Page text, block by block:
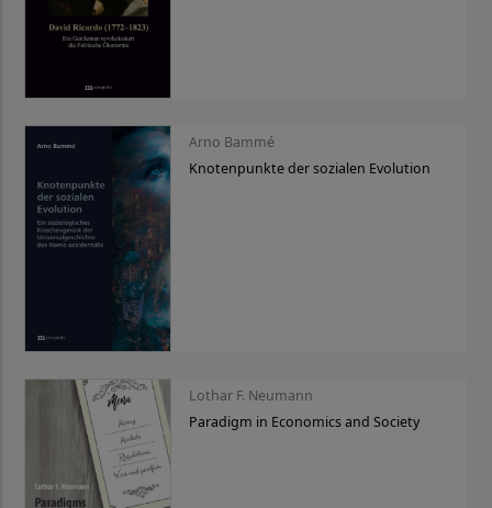
Arno Bammé
Knotenpunkte der sozialen Evolution
Lothar F. Neumann
Paradigm in Economics and Society